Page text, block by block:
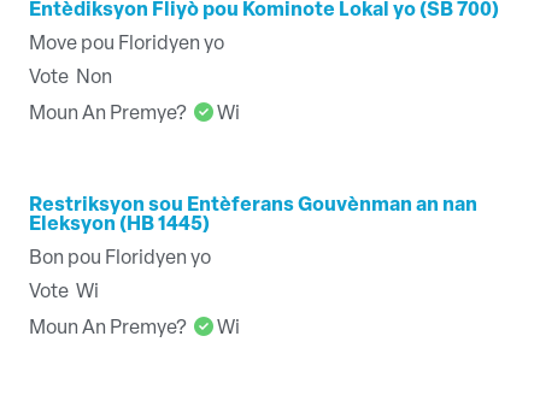
Entèdiksyon Fliyò pou Kominote Lokal yo (SB 700)
Move pou Floridyen yo
Vote Non
Moun An Premye?
Wi
Restriksyon sou Entèferans Gouvènman an nan
Eleksyon (HB 1445)
Bon pou Floridyen yo
Vote Wi
Moun An Premye?
Wi